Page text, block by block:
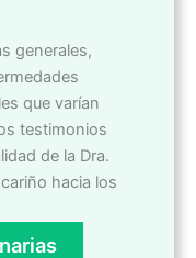
generales,
que varían
testimonios
de la Dra.
hacia los